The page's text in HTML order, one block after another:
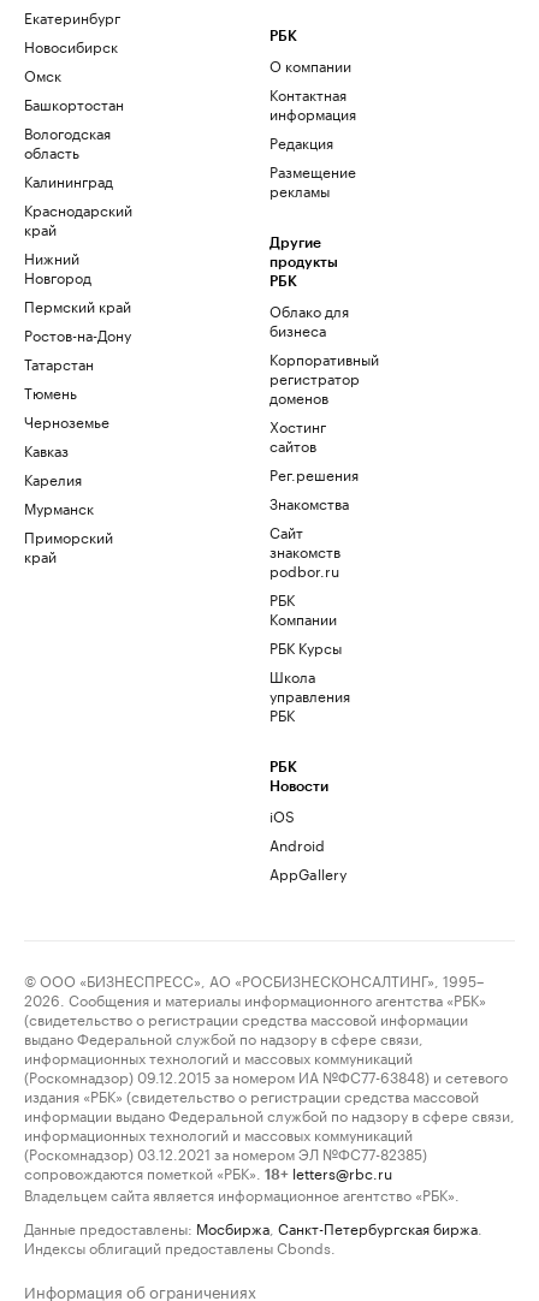
Екатеринбург
Новосибирск
Омск
Башкортостан
Вологодская
область
Калининград
Краснодарский
край
Нижний
Новгород
Пермский край
Ростов-на-Дону
Татарстан
Тюмень
Черноземье
Кавказ
Карелия
Мурманск
Приморский
край
РБК
О компании
Контактная
информация
Редакция
Размещение
рекламы
Другие
продукты
РБК
Облако для
бизнеса
Корпоративный
регистратор
доменов
Хостинг
сайтов
Рег.решения
Знакомства
Сайт
знакомств
podbor.ru
РБК
Компании
РБК Курсы
Школа
управления
РБК
РБК
Новости
iOS
Android
AppGallery
© ООО «БИЗНЕСПРЕСС», АО «РОСБИЗНЕСКОНСАЛТИНГ», 1995–
2026. Сообщения и материалы информационного агентства «РБК»
(свидетельство о регистрации средства массовой информации
выдано Федеральной службой по надзору в сфере связи,
информационных технологий и массовых коммуникаций
(Роскомнадзор) 09.12.2015 за номером ИА №ФС77-63848) и сетевого
издания «РБК» (свидетельство о регистрации средства массовой
информации выдано Федеральной службой по надзору в сфере связи,
информационных технологий и массовых коммуникаций
(Роскомнадзор) 03.12.2021 за номером ЭЛ №ФС77-82385)
сопровождаются пометкой «РБК».
18+ letters@rbc.ru
Владельцем сайта является информационное агентство «РБК».
Данные предоставлены: Мосбиржа Санкт-Петербургская биржа
Индексы облигаций предоставлены Cbonds.
Информация об ограничениях